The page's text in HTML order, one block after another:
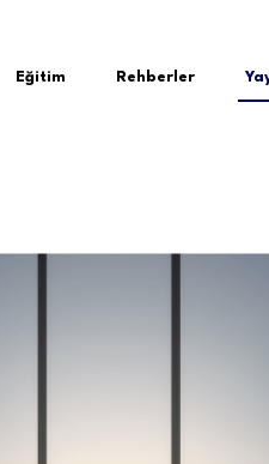
Eğitim Rehberler